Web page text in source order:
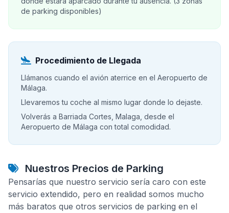
de parking disponibles)
Procedimiento de Llegada
Llámanos cuando el avión aterrice en el Aeropuerto de
Málaga.
Llevaremos tu coche al mismo lugar donde lo dejaste.
Volverás a Barriada Cortes, Malaga, desde el
Aeropuerto de Málaga con total comodidad.
Nuestros Precios de Parking
Pensarías que nuestro servicio sería caro con este
servicio extendido, pero en realidad somos mucho
más baratos que otros servicios de parking en el